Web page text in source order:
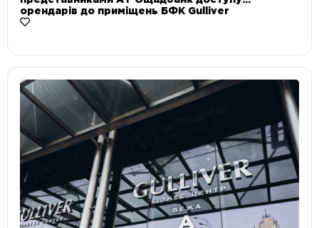
орендарів до приміщень БФК Gulliver